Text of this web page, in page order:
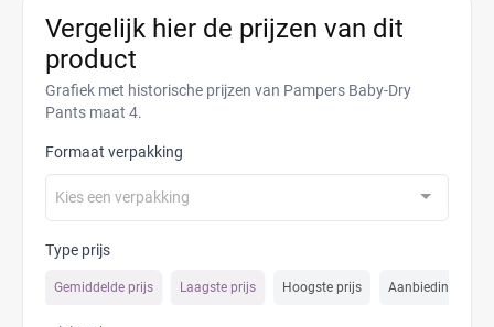
Vergelijk hier de prijzen van dit
product
Grafiek met historische prijzen van Pampers Baby-Dry
Pants maat 4.
Formaat verpakking
Kies een verpakking
Type prijs
Gemiddelde prijs Laagste prijs Hoogste prijs Aanbiedings prijs